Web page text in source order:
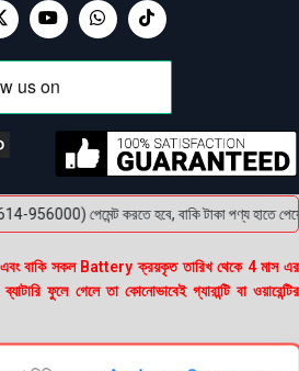
পেমেন্ট করতে হবে, বাকি টাকা পণ্য হাতে
বাকি সকল Battery ক্রয়কৃত তারিখ থেকে 4 মাস এর
ফুলে গেলে তা কোনোভাবেই গ্যারান্টি বা ওয়ারেন্টির